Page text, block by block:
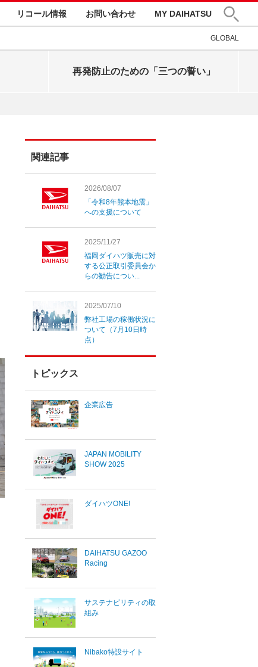
リコール情報 お問い合わせ MY DAIHATSU
GLOBAL
再発防止のための「三つの誓い」
関連記事
2026/08/07
「令和8年熊本地震」
への支援について
2025/11/27
福岡ダイハツ販売に対
する公正取引委員会か
らの勧告につい...
2025/07/10
弊社工場の稼働状況に
ついて（7月10日時
点）
トピックス
企業広告
JAPAN MOBILITY
SHOW 2025
ダイハツONE!
DAIHATSU GAZOO
Racing
サステナビリティの取
組み
Nibako特設サイト